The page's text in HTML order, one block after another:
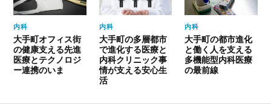
内科
大手町オフィス街
の健康支える先進
医療とテクノロジ
ー連携のいま
内科
大手町の多層都市
で進化する医療と
内科クリニック事
情が支える安心生
活
内科
大手町の都市進化
と働く人を支える
多機能型内科医療
の最前線